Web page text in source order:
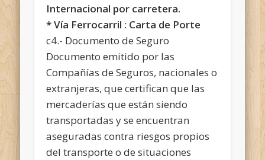
Internacional por carretera.
* Vía Ferrocarril : Carta de Porte
c4.- Documento de Seguro
Documento emitido por las
Compañías de Seguros, nacionales o
extranjeras, que certifican que las
mercaderías que están siendo
transportadas y se encuentran
aseguradas contra riesgos propios
del transporte o de situaciones